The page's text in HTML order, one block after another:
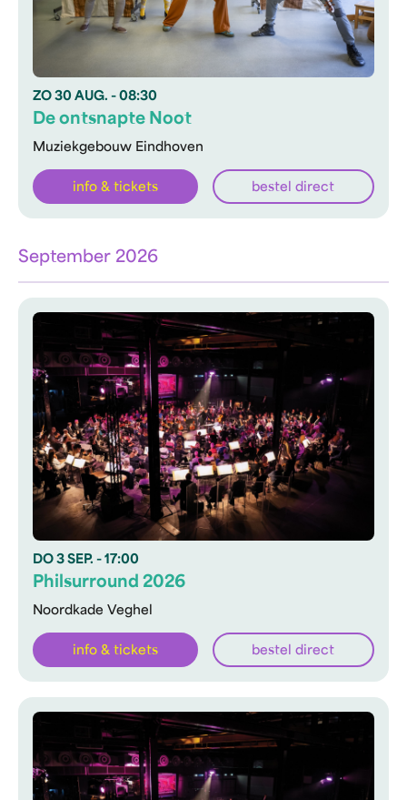
ZO 30 AUG. - 08:30
Muziekgebouw Eindhoven
De ontsnapte Noot
info & tickets bestel direct
September 2026
DO 3 SEP. - 17:00
Noordkade Veghel
Philsurround 2026
info & tickets bestel direct